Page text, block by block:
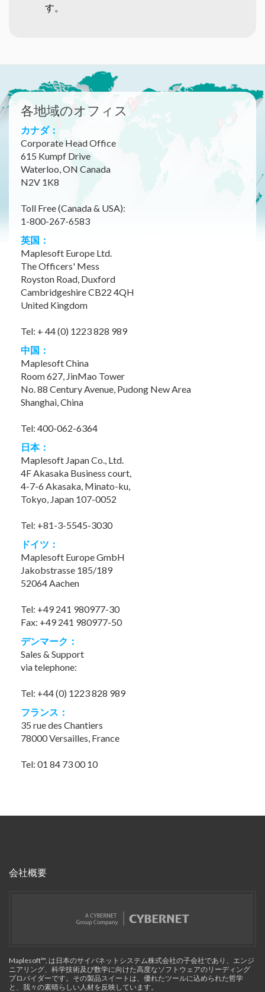
す。
各地域のオフィス
カナダ：
Corporate Head Office
615 Kumpf Drive
Waterloo, ON Canada
N2V 1K8
Toll Free (Canada & USA):
1-800-267-6583
英国：
Maplesoft Europe Ltd.
The Officers' Mess
Royston Road, Duxford
Cambridgeshire CB22 4QH
United Kingdom
Tel: + 44 (0) 1223 828 989
中国：
Maplesoft China
Room 627, JinMao Tower
No. 88 Century Avenue, Pudong New Area
Shanghai, China
Tel: 400-062-6364
日本：
Maplesoft Japan Co., Ltd.
4F Akasaka Business court,
4-7-6 Akasaka, Minato-ku,
Tokyo, Japan 107-0052
Tel: +81-3-5545-3030
ドイツ：
Maplesoft Europe GmbH
Jakobstrasse 185/189
52064 Aachen
Tel: +49 241 980977-30
Fax: +49 241 980977-50
デンマーク：
Sales & Support
via telephone:
Tel: +44 (0) 1223 828 989
フランス：
35 rue des Chantiers
78000 Versailles, France
Tel: 01 84 73 00 10
会社概要
Maplesoft™, は日本のサイバネットシステム株式会社の子会社であり、エンジ
ニアリング、科学技術及び数学に向けた高度なソフトウェアのリーディング
プロバイダーです。その製品スイートは、優れたツールに込められた哲学
と、我々の素晴らしい人材を反映しています。